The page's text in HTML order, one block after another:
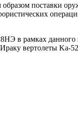
поставки
в рамках
Ираку вертолеты